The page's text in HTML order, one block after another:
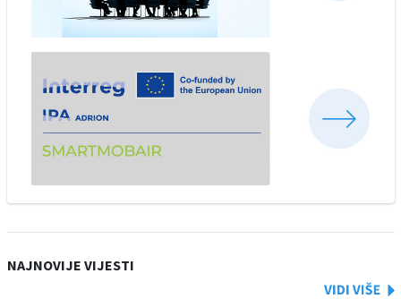
NAJNOVIJE VIJESTI